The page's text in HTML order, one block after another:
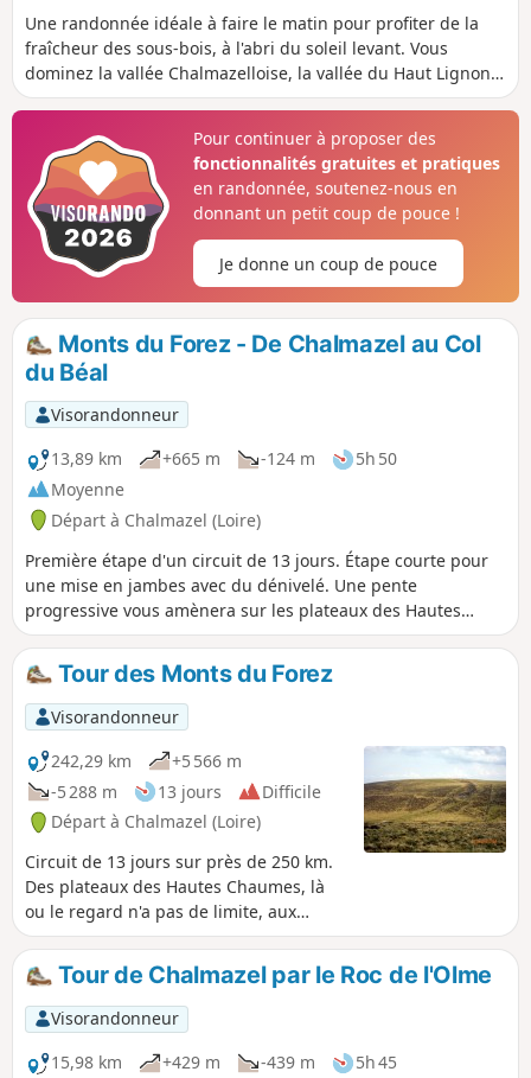
Une randonnée idéale à faire le matin pour profiter de la
fraîcheur des sous-bois, à l'abri du soleil levant. Vous
dominez la vallée Chalmazelloise, la vallée du Haut Lignon,
au loin le sommet de Pierre sur Haute. Votre attention sera
Pour continuer à proposer des
fonctionnalités gratuites et pratiques
en randonnée, soutenez-nous en
donnant un petit coup de pouce !
Je donne un coup de pouce
Monts du Forez - De Chalmazel au Col
du Béal
Visorandonneur
13,89 km
+665 m -124 m
5h 50
Moyenne
Départ à Chalmazel (Loire)
Première étape d'un circuit de 13 jours. Étape courte pour
une mise en jambes avec du dénivelé. Une pente
progressive vous amènera sur les plateaux des Hautes
Chaume.
Tour des Monts du Forez
Visorandonneur
242,29 km
+5 566 m
-5 288 m
13 jours
Difficile
Départ à Chalmazel (Loire)
Circuit de 13 jours sur près de 250 km.
Des plateaux des Hautes Chaumes, là
ou le regard n'a pas de limite, aux
gorges de la Loire, empruntant le
chemin de César devenu voie de Saint-
Jacques-de-Compostelle, via le Puy-en-
Velay le rendez-vous des pèlerins,
remontant vers les plus hauts villages
du Forez, un circuit à découvrir. Cette
Tour de Chalmazel par le Roc de l'Olme
Visorandonneur
15,98 km
+429 m -439 m
5h 45